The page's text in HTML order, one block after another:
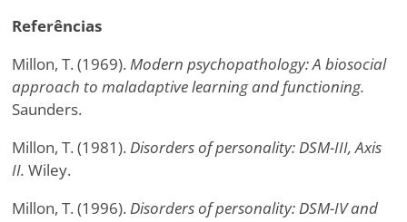
Referências
Millon, T. (1969). Modern psychopathology: A biosocial
approach to maladaptive learning and functioning.
Saunders.
Millon, T. (1981). Disorders of personality: DSM-III, Axis
II. Wiley.
Millon, T. (1996). Disorders of personality: DSM-IV and